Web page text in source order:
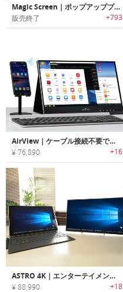
Magic Screen｜ポップアッププロジェクションスクリーン「マジックスクリーン」
販売終了 +793
AirView｜ケーブル接続不要でワイヤレスに接続するタッチスクリーンポータブルモニター「エアビュー」
¥ 76,890 +16
ASTRO 4K｜エンターテイメント・生産性をブーストする4Kダイナミックレンジモニター「アストロ4K」
¥ 88,990 +18